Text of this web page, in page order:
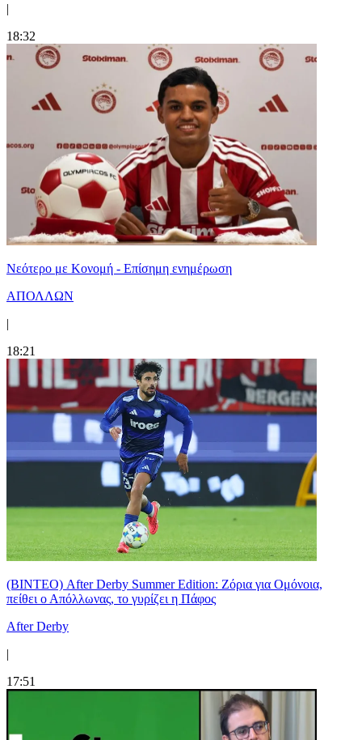
|
18:32
Νεότερο με Κονομή - Επίσημη ενημέρωση
ΑΠΟΛΛΩΝ
|
18:21
(ΒΙΝΤΕΟ) After Derby Summer Edition: Ζόρια για Ομόνοια,
πείθει ο Απόλλωνας, το γυρίζει η Πάφος
After Derby
|
17:51